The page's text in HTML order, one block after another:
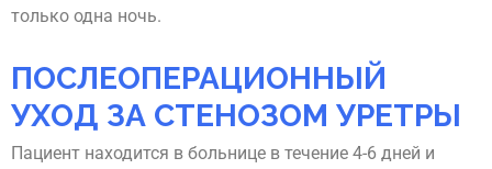
только одна ночь.
ПОСЛЕОПЕРАЦИОННЫЙ
УХОД ЗА СТЕНОЗОМ УРЕТРЫ
Пациент находится в больнице в течение 4-6 дней и